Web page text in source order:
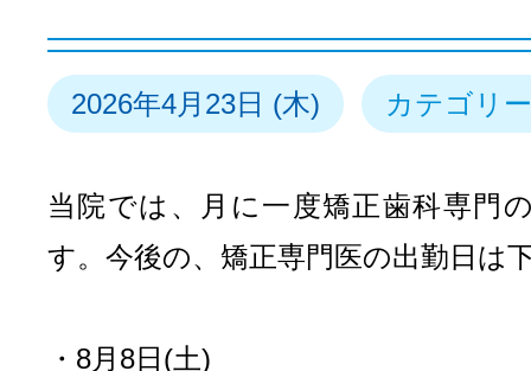
2026年4月23日 (木) カテゴリ
当院では、月に一度矯正歯科専門
す。今後の、矯正専門医の出勤日は
・8月8日(土)